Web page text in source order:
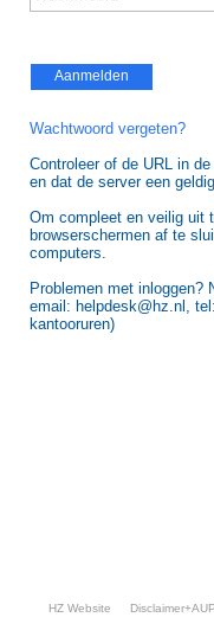
Aanmelden
Wachtwoord vergeten?
Controleer of de URL in
en dat de server een
Om compleet en veilig uit
browserschermen af te
computers.
Problemen met inloggen?
email: helpdesk@hz.nl,
kantooruren)
HZ Website Disclaimer+AUP